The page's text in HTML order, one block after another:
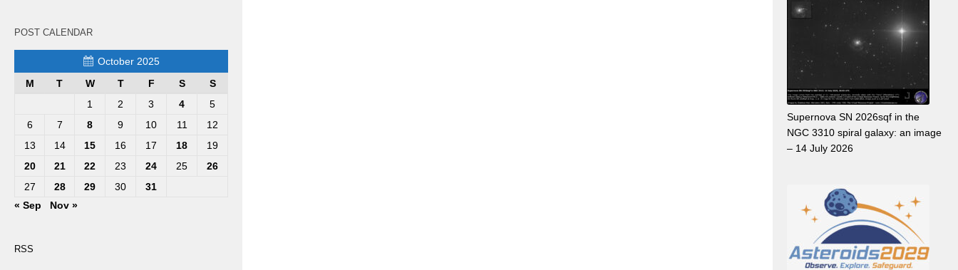
POST CALENDAR
October 2025
M
T W T F S
S
1
2 3 4
5
6
7 8 9 10 11
12
13
14 15 16 17 18
19
20
21 22 23 24 25
26
27
28 29 30
31
« Sep
Nov »
RSS
Supernova SN 2026sqf in the
NGC 3310 spiral galaxy: an image
– 14 July 2026